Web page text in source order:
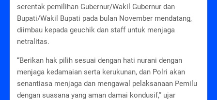
serentak pemilihan Gubernur/Wakil Gubernur dan
Bupati/Wakil Bupati pada bulan November mendatang,
diimbau kepada geuchik dan staff untuk menjaga
netralitas.
“Berikan hak pilih sesuai dengan hati nurani dengan
menjaga kedamaian serta kerukunan, dan Polri akan
senantiasa menjaga dan mengawal pelaksanaan Pemilu
dengan suasana yang aman damai kondusif,” ujar